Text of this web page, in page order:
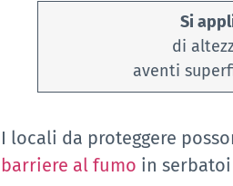
Si
di
aventi
I locali da proteggere
barriere al fumo in